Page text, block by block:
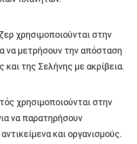
χρησιμοποιούνται στην
να μετρήσουν την απόσταση
και της Σελήνης με ακρίβεια.
χρησιμοποιούνται στην
να παρατηρήσουν
και οργανισμούς.